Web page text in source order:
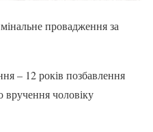
провадження за
– 12 років позбавлення
вручення чоловіку